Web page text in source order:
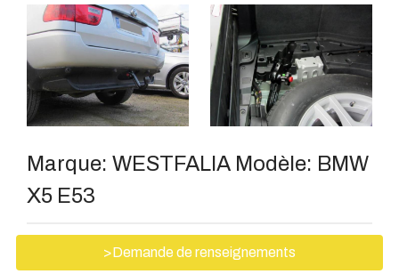
Marque: WESTFALIA Modèle: BMW
X5 E53
>Demande de renseignements